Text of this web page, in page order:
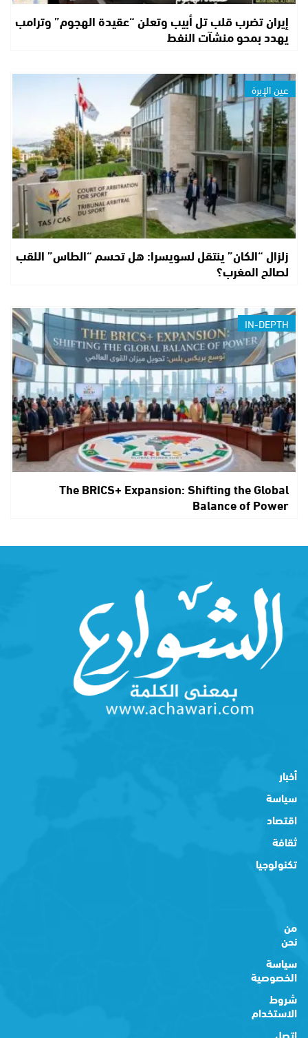
إيران تضرب قلب تل أبيب وتعلن “عقيدة الهجوم” وترامب
يهدد بمحو منشآت النفط
عين الإبرة
زلزال “الكان” ينتقل لسويسرا: هل تحسم “الطاس” اللقب
لصالح المغرب؟
IN-DEPTH
The BRICS+ Expansion: Shifting the Global
Balance of Power
أخبار
سياسة
اقتصاد
ثقافة
تكنولوجيا
من
نحن
سياسة
الخصوصية
شروط
الاستخدام